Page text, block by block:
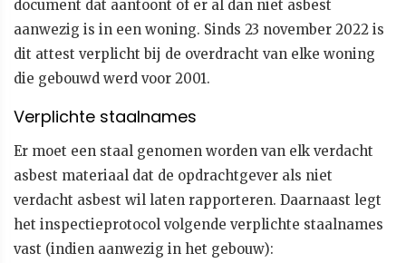
document dat aantoont of er al dan niet asbest
aanwezig is in een woning. Sinds 23 november 2022 is
dit attest verplicht bij de overdracht van elke woning
die gebouwd werd voor 2001.
Verplichte staalnames
Er moet een staal genomen worden van elk verdacht
asbest materiaal dat de opdrachtgever als niet
verdacht asbest wil laten rapporteren. Daarnaast legt
het inspectieprotocol volgende verplichte staalnames
vast (indien aanwezig in het gebouw):